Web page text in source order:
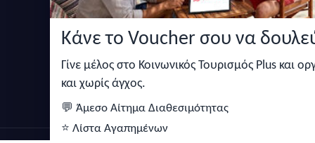
Κάνε το Voucher σου να
Γίνε μέλος στο Κοινωνικός Τουρισμός Plus και
και χωρίς άγχος.
💬 Άμεσο Αίτημα Διαθεσιμότητας
⭐ Λίστα Αγαπημένων
Κάντε αναζήτηση για προσφορές σε ξενοδοχεία,